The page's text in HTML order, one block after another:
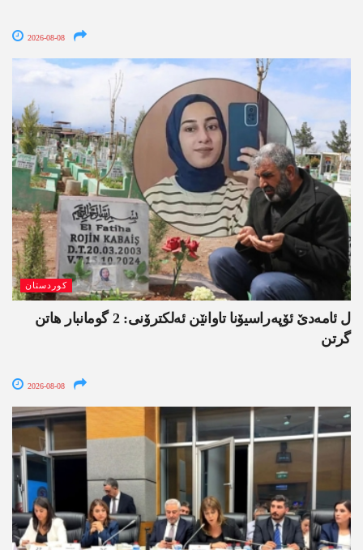
2026-08-08
کوردستان
ل ئامەدێ ئۆپەراسیۆنا تاوانێن ئەلکترۆنی: 2 گومانبار ھاتن
گرتن
2026-08-08